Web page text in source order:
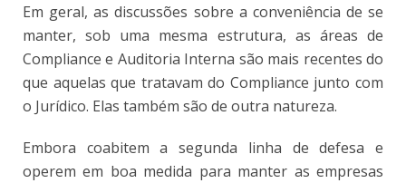
Em geral, as discussões sobre a conveniência de se
manter, sob uma mesma estrutura, as áreas de
Compliance e Auditoria Interna são mais recentes do
que aquelas que tratavam do Compliance junto com
o Jurídico. Elas também são de outra natureza.
Embora coabitem a segunda linha de defesa e
operem em boa medida para manter as empresas